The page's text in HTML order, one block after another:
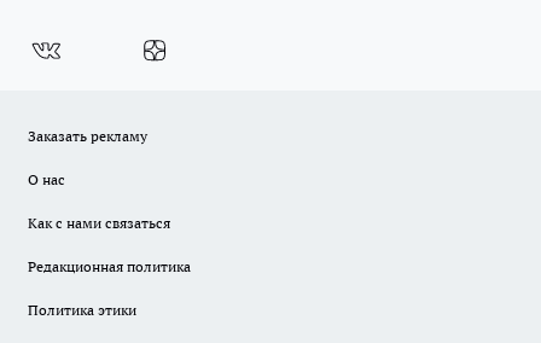
Заказать рекламу
О нас
Как с нами связаться
Редакционная политика
Политика этики